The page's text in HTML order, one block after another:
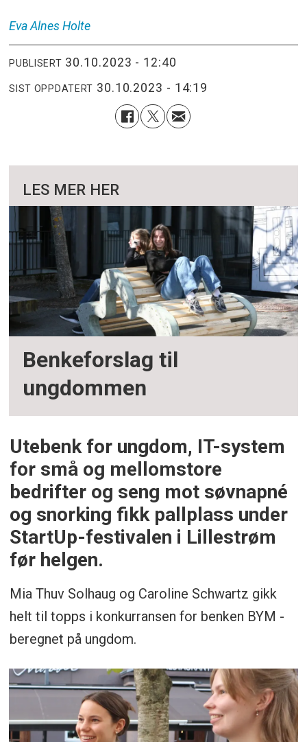
Eva Alnes Holte
PUBLISERT 30.10.2023 - 12:40
SIST OPPDATERT 30.10.2023 - 14:19
LES MER HER
Benkeforslag til
ungdommen
Utebenk for ungdom, IT-system
for små og mellomstore
bedrifter og seng mot søvnapné
og snorking fikk pallplass under
StartUp-festivalen i Lillestrøm
før helgen.
Mia Thuv Solhaug og Caroline Schwartz gikk
helt til topps i konkurransen for benken BYM -
beregnet på ungdom.